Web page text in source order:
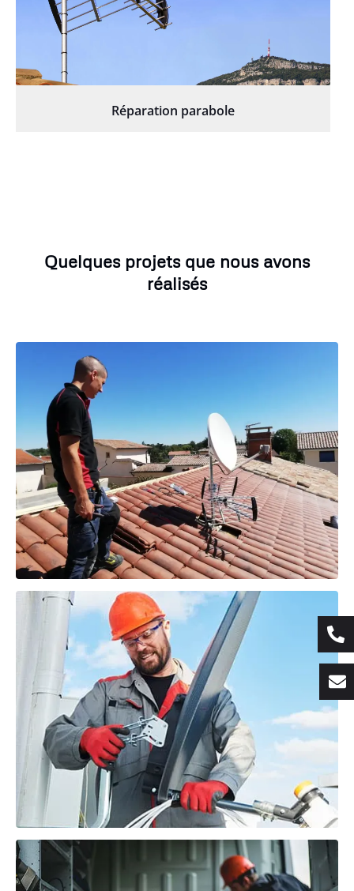
Réparation parabole
Quelques projets que nous avons
réalisés